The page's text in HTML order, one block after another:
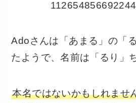
Adoさんは「あまる」の「
たようで、名前は「るり」
本名ではないかもしれませ